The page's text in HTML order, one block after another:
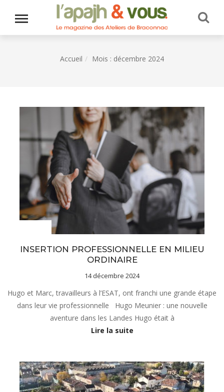
Accueil Mois : décembre 2024
INSERTION PROFESSIONNELLE EN MILIEU
ORDINAIRE
14 décembre 2024
Hugo et Marc, travailleurs à l’ESAT, ont franchi une grande étape
dans leur vie professionnelle Hugo Meunier : une nouvelle
aventure dans les Landes Hugo était à
Lire la suite